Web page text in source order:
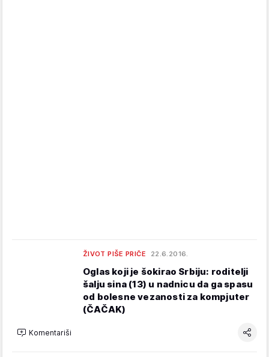
ŽIVOT PIŠE PRIČE 22.6.2016.
Oglas koji je šokirao Srbiju: roditelji
šalju sina (13) u nadnicu da ga spasu
od bolesne vezanosti za kompjuter
(ČAČAK)
Komentariši